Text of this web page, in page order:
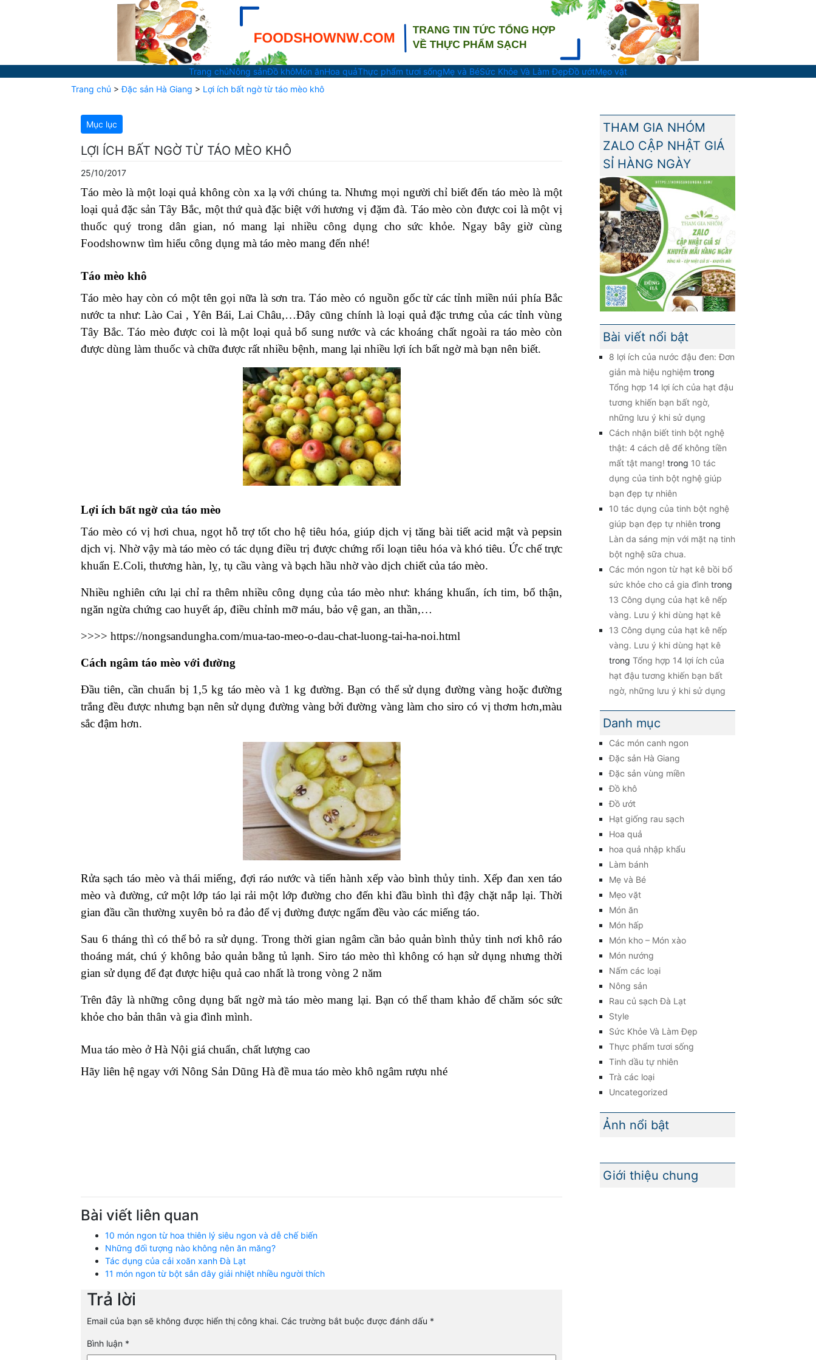
Trang chủNông sảnĐồ khôMón ănHoa quảThực phẩm tươi sốngMẹ và BéSức Khỏe Và Làm ĐẹpĐồ ướtMẹo vặt
Trang chủ >Đặc sản Hà Giang > Lợi ích bất ngờ từ táo mèo khô
Mục lục
LỢI ÍCH BẤT NGỜ TỪ TÁO MÈO KHÔ
25/10/2017
Táo mèo là một loại quả không còn xa lạ với chúng ta. Nhưng mọi người chỉ biết đến táo mèo là một
loại quả đặc sản Tây Bắc, một thứ quà đặc biệt với hương vị đặm đà. Táo mèo còn được coi là một vị
thuốc quý trong dân gian, nó mang lại nhiều công dụng cho sức khỏe. Ngay bây giờ cùng
Foodshownw tìm hiểu công dụng mà táo mèo mang đến nhé!
Táo mèo khô
Táo mèo hay còn có một tên gọi nữa là sơn tra. Táo mèo có nguồn gốc từ các tỉnh miền núi phía Bắc
nước ta như: Lào Cai , Yên Bái, Lai Châu,…Đây cũng chính là loại quả đặc trưng của các tỉnh vùng
Tây Bắc. Táo mèo được coi là một loại quả bổ sung nước và các khoáng chất ngoài ra táo mèo còn
được dùng làm thuốc và chữa được rất nhiều bệnh, mang lại nhiều lợi ích bất ngờ mà bạn nên biết.
Lợi ích bất ngờ của táo mèo
Táo mèo có vị hơi chua, ngọt hỗ trợ tốt cho hệ tiêu hóa, giúp dịch vị tăng bài tiết acid mật và pepsin
dịch vị. Nhờ vậy mà táo mèo có tác dụng điều trị được chứng rối loạn tiêu hóa và khó tiêu. Ức chế trực
khuẩn E.Coli, thương hàn, lỵ, tụ cầu vàng và bạch hầu nhờ vào dịch chiết của táo mèo.
Nhiều nghiên cứu lại chỉ ra thêm nhiều công dụng của táo mèo như: kháng khuẩn, ích tim, bổ thận,
ngăn ngừa chứng cao huyết áp, điều chỉnh mỡ máu, bảo vệ gan, an thần,…
>>>> https://nongsandungha.com/mua-tao-meo-o-dau-chat-luong-tai-ha-noi.html
Cách ngâm táo mèo với đường
Đầu tiên, cần chuẩn bị 1,5 kg táo mèo và 1 kg đường. Bạn có thể sử dụng đường vàng hoặc đường
trắng đều được nhưng bạn nên sử dụng đường vàng bởi đường vàng làm cho siro có vị thơm hơn,màu
sắc đậm hơn.
Rửa sạch táo mèo và thái miếng, đợi ráo nước và tiến hành xếp vào bình thủy tinh. Xếp đan xen táo
mèo và đường, cứ một lớp táo lại rải một lớp đường cho đến khi đầu bình thì đậy chặt nắp lại. Thời
gian đầu cần thường xuyên bỏ ra đảo để vị đường được ngấm đều vào các miếng táo.
Sau 6 tháng thì có thể bỏ ra sử dụng. Trong thời gian ngâm cần bảo quản bình thủy tinh nơi khô ráo
thoáng mát, chú ý không bảo quản bằng tủ lạnh. Siro táo mèo thì không có hạn sử dụng nhưng thời
gian sử dụng để đạt được hiệu quả cao nhất là trong vòng 2 năm
Trên đây là những công dụng bất ngờ mà táo mèo mang lại. Bạn có thể tham khảo để chăm sóc sức
khỏe cho bản thân và gia đình mình.
Mua táo mèo ở Hà Nội giá chuẩn, chất lượng cao
Hãy liên hệ ngay với Nông Sản Dũng Hà đề mua táo mèo khô ngâm rượu nhé
Bài viết liên quan
10 món ngon từ hoa thiên lý siêu ngon và dễ chế biến
Những đối tượng nào không nên ăn măng?
Tác dụng của cải xoăn xanh Đà Lạt
11 món ngon từ bột sắn dây giải nhiệt nhiều người thích
Trả lời
Email của bạn sẽ không được hiển thị công khai. Các trường bắt buộc được đánh dấu *
Bình luận *
THAM GIA NHÓM
ZALO CẬP NHẬT GIÁ
SỈ HÀNG NGÀY
Bài viết nổi bật
8 lợi ích của nước đậu đen: Đơn
giản mà hiệu nghiệm trong
Tổng hợp 14 lợi ích của hạt đậu
tương khiến bạn bất ngờ,
những lưu ý khi sử dụng
Cách nhận biết tinh bột nghệ
thật: 4 cách dễ để không tiền
mất tật mang! trong 10 tác
dụng của tinh bột nghệ giúp
bạn đẹp tự nhiên
10 tác dụng của tinh bột nghệ
giúp bạn đẹp tự nhiên trong
Làn da sáng mịn với mặt nạ tinh
bột nghệ sữa chua.
Các món ngon từ hạt kê bồi bổ
sức khỏe cho cả gia đình trong
13 Công dụng của hạt kê nếp
vàng. Lưu ý khi dùng hạt kê
13 Công dụng của hạt kê nếp
vàng. Lưu ý khi dùng hạt kê
trong Tổng hợp 14 lợi ích của
hạt đậu tương khiến bạn bất
ngờ, những lưu ý khi sử dụng
Danh mục
Các món canh ngon
Đặc sản Hà Giang
Đặc sản vùng miền
Đồ khô
Đồ ướt
Hạt giống rau sạch
Hoa quả
hoa quả nhập khẩu
Làm bánh
Mẹ và Bé
Mẹo vặt
Món ăn
Món hấp
Món kho – Món xào
Món nướng
Nấm các loại
Nông sản
Rau củ sạch Đà Lạt
Style
Sức Khỏe Và Làm Đẹp
Thực phẩm tươi sống
Tinh dầu tự nhiên
Trà các loại
Uncategorized
Ảnh nổi bật
Giới thiệu chung